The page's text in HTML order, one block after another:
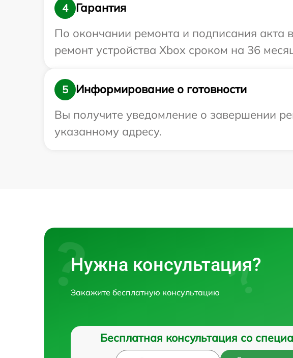
4
Гарантия
По окончании ремонта и подписания
ремонт устройства Xbox сроком на 36
5
Информирование о готовности
Вы получите уведомление о завершении
указанному адресу.
Нужна консультация?
Закажите бесплатную консультацию
Бесплатная консультация со